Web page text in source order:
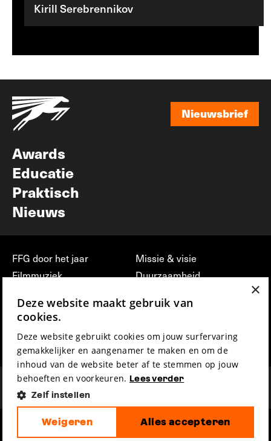
Kirill Serebrennikov
Nieuwsbrief
Awards
Educatie
Praktisch
Nieuws
FFG door het jaar
Filmmuziek
Press & Industry
Film Fest Friends
Missie & visie
Duurzaamheid
vrijwilligerswerk bij FFG
Privacy & Disclaimer
×
Deze website maakt gebruik van
cookies.
Deze website gebruikt cookies om jouw surfervaring
gemakkelijker en aangenamer te maken en om de
inhoud van de website beter af te stemmen op jouw
behoeften en voorkeuren. Lees verder
Zelf instellen
Alles accepteren
Weigeren